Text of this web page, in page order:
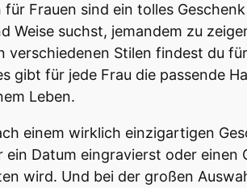
Frauen sind ein tolles
Weise suchst, jemandem zu
verschiedenen Stilen findest du
gibt für jede Frau die passende
Leben.
einem wirklich einzigartigen
Datum eingravierst oder
wird. Und bei der großen